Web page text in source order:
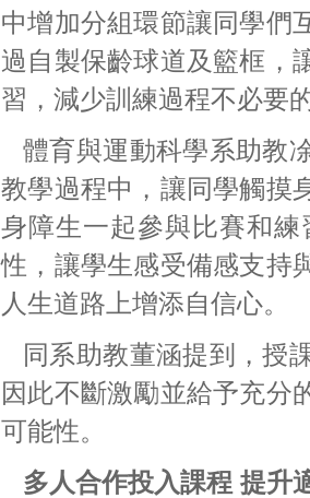
中增加分組環節讓同學們
過自製保齡球道及籃框，
習，減少訓練過程不必要
體育與運動科學系助教
教學過程中，讓同學觸摸
身障生一起參與比賽和
性，讓學生感受備感支持
人生道路上增添自信心。
同系助教董涵提到，授
因此不斷激勵並給予充分
可能性。
多人合作投入課程 提升